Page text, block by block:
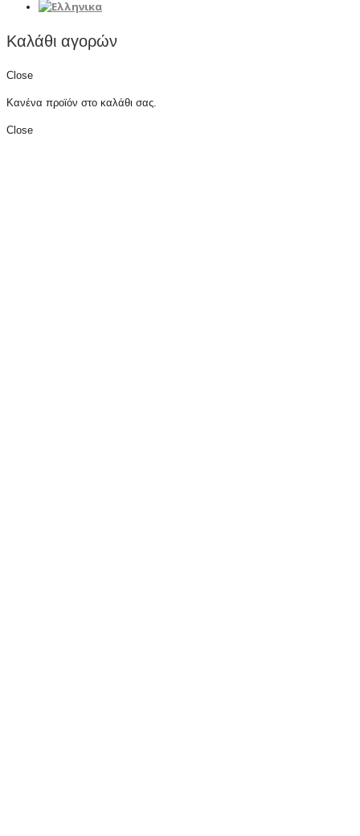
Καλάθι αγορών
Close
Κανένα προϊόν στο καλάθι σας.
Close